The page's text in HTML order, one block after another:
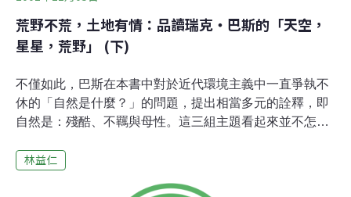
荒野不荒，土地有情：品讀瑞克‧巴斯的「天空，
星星，荒野」 (下)
不僅如此，巴斯在本書中對於近代環境主義中一直爭執不
休的「自然是什麼？」的問題，提出相當多元的詮釋，即
自然是：殘酷、不羈與母性。這三組主題看起來並不怎麼
歷史上來看，科學的任何努力就是不斷地嘗試要將自然的
林益仁